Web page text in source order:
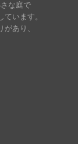
な庭で
います。
あり、